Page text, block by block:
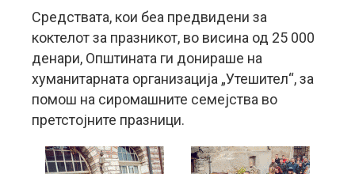
Средствата, кои беа предвидени за
коктелот за празникот, во висина од 25 000
денари, Општината ги донираше на
хуманитарната организација „Утешител“, за
помош на сиромашните семејства во
претстојните празници.